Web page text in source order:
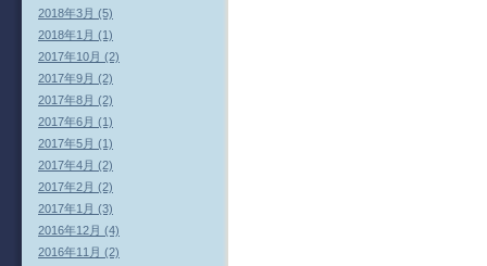
2018年3月 (5)
2018年1月 (1)
2017年10月 (2)
2017年9月 (2)
2017年8月 (2)
2017年6月 (1)
2017年5月 (1)
2017年4月 (2)
2017年2月 (2)
2017年1月 (3)
2016年12月 (4)
2016年11月 (2)